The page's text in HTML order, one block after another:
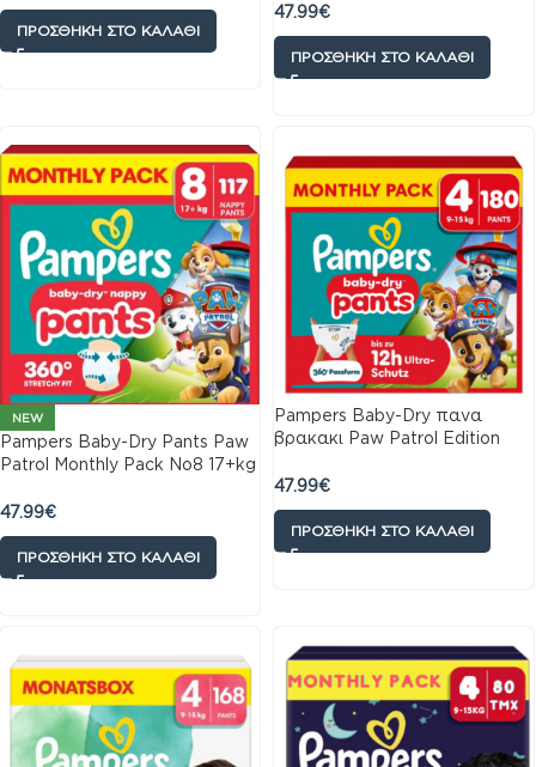
ΠΡΟΣΘΉΚΗ ΣΤΟ ΚΑΛΆΘΙ
47.99€
ΠΡΟΣΘΉΚΗ ΣΤΟ ΚΑΛΆΘΙ
NEW
Pampers Baby-Dry Pants Paw
Patrol Monthly Pack No8 17+kg
47.99€
ΠΡΟΣΘΉΚΗ ΣΤΟ ΚΑΛΆΘΙ
Pampers Baby-Dry πανα
βρακακι Paw Patrol Edition
180τμχ
47.99€
ΠΡΟΣΘΉΚΗ ΣΤΟ ΚΑΛΆΘΙ